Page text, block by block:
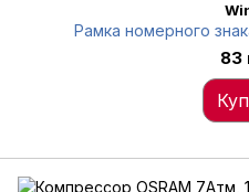
Рамка номерного
83